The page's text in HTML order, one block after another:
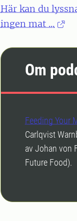
Här kan du
ingen mat ...
Om
Feeding Your
Carlqvist
av Johan von
Future Food).